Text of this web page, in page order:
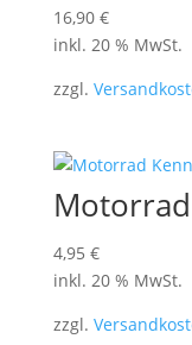
16,90 €
inkl. 20 % MwSt.
zzgl.
4,95 €
inkl. 20 % MwSt.
zzgl.